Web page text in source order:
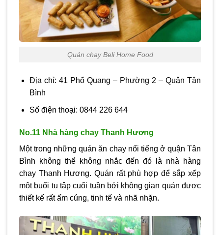
Quán chay Beli Home Food
Địa chỉ: 41 Phổ Quang – Phường 2 – Quận Tân
Bình
Số điện thoại: 0844 226 644
No.11 Nhà hàng chay Thanh Hương
Một trong những quán ăn chay nổi tiếng ở quận Tân
Bình không thể không nhắc đến đó là nhà hàng
chay Thanh Hương. Quán rất phù hợp để sắp xếp
một buổi tụ tập cuối tuần bởi không gian quán được
thiết kế rất ấm cúng, tinh tế và nhã nhặn.